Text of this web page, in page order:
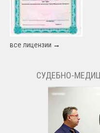
все лицензии →
СУДЕБНО-